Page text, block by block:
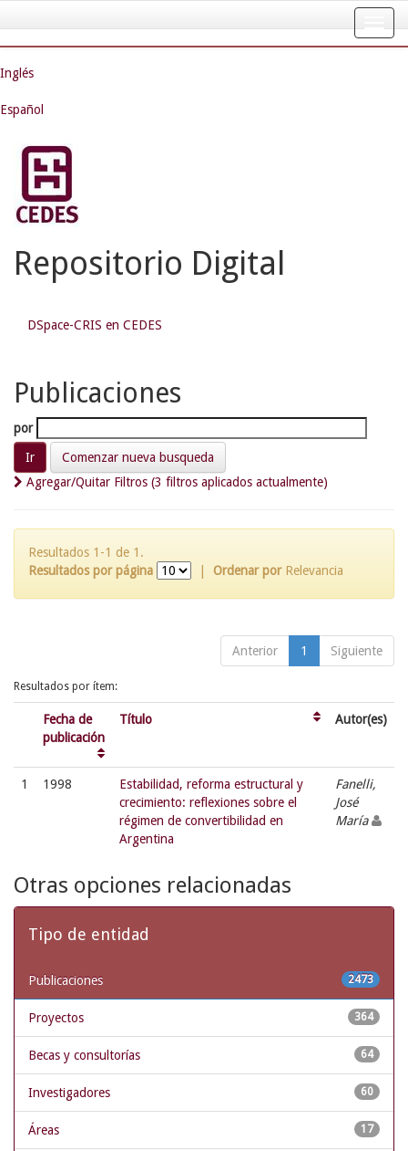
navigation
Inglés
Español
Repositorio Digital
DSpace-CRIS en CEDES
Publicaciones
por
Comenzar nueva busqueda
Agregar/Quitar Filtros (3 filtros aplicados actualmente)
Resultados 1-1 de 1.
Resultados por página
Ordenar por Relevancia
Anterior 1 Siguiente
Resultados por ítem:
Fecha de
publicación
Título Autor(es)
1 1998
Estabilidad, reforma estructural y
crecimiento: reflexiones sobre el
régimen de convertibilidad en
Argentina
Fanelli,
José
María
Otras opciones relacionadas
Tipo de entidad
2473
Publicaciones
364
Proyectos
64
Becas y consultorías
60
Investigadores
17
Áreas